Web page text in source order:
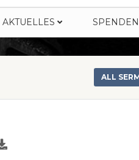
AKTUELLES SPENDEN
ALL